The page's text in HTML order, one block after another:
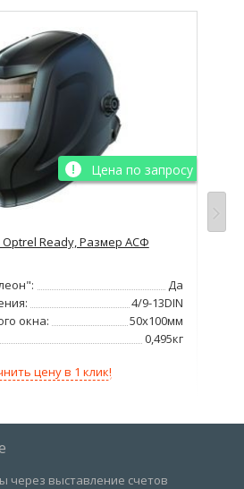
Цена по запросу
Ready, Размер АСФ
Да
4/9-13DIN
окна:
50x100мм
0,495кг
цену в 1 клик!